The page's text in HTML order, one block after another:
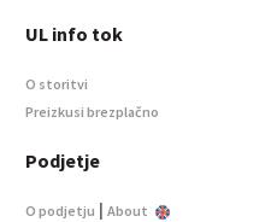
UL info tok
O storitvi
Preizkusi brezplačno
Podjetje
O podjetju | About